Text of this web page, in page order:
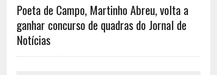
Poeta de Campo, Martinho Abreu, volta a
ganhar concurso de quadras do Jornal de
Notícias